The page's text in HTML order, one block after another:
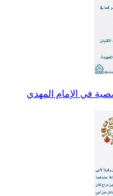
في الإمام المهدي